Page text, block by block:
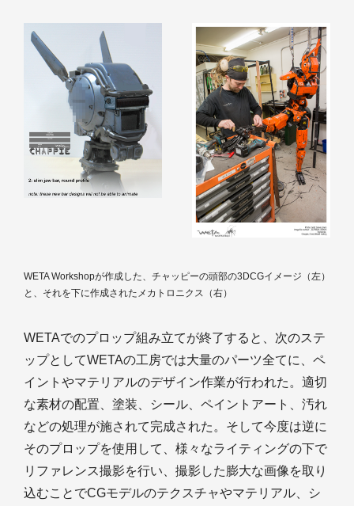
WETA Workshopが作成した、チャッピーの頭部の3DCGイメージ（左）
と、それを下に作成されたメカトロニクス（右）
WETAでのプロップ組み立てが終了すると、次のステ
ップとしてWETAの工房では大量のパーツ全てに、ペ
イントやマテリアルのデザイン作業が行われた。適切
な素材の配置、塗装、シール、ペイントアート、汚れ
などの処理が施されて完成された。そして今度は逆に
そのプロップを使用して、様々なライティングの下で
リファレンス撮影を行い、撮影した膨大な画像を取り
込むことでCGモデルのテクスチャやマテリアル、シ